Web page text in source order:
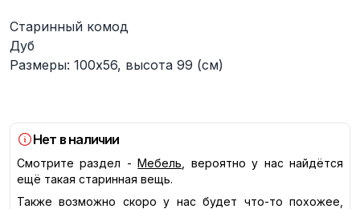
Описание
Старинный комод
Дуб
Размеры: 100х56, высота 99 (см)
Нет в наличии
Смотрите раздел - Мебель , вероятно у нас найдётся
ещё такая старинная вещь.
Также возможно скоро у нас будет что-то похожее,